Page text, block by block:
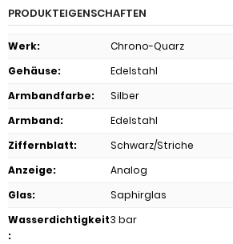
PRODUKTEIGENSCHAFTEN
Werk:
Chrono-Quarz
Gehäuse:
Edelstahl
Armbandfarbe:
Silber
Armband:
Edelstahl
Ziffernblatt:
Schwarz/Striche
Anzeige:
Analog
Glas:
Saphirglas
Wasserdichtigkeit
:
3 bar